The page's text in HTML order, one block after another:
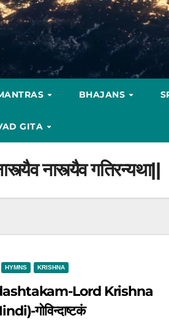
BHAJANS
GITA
नास्त्यैव गतिरन्यथा||
HYMNS KRISHNA
Lord Krishna
गोविन्दाष्टकं